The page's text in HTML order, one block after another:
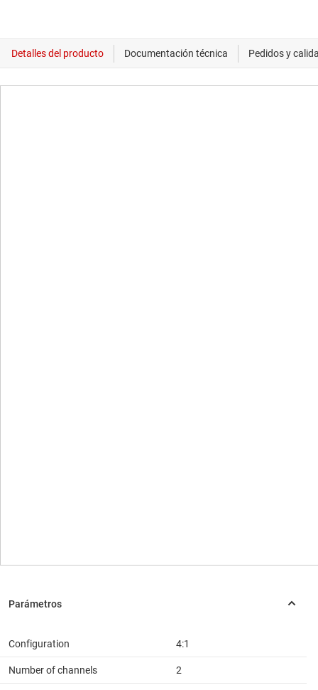
Configuration 4:1
Number of channels 2